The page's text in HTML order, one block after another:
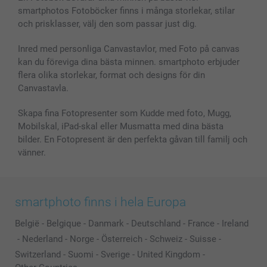
Skal till Mobil & Surfplatta
MyNameBook
Fotoramar & Tillbehör
Presentkort
Alla fotoprodukter
Sitemap
Villkor och garantier
smartbonus
Priser & betalning
smartphotos Fotoböcker finns i många storlekar, stilar
och prisklasser, välj den som passar just dig.
Inred med personliga Canvastavlor, med Foto på canvas
kan du föreviga dina bästa minnen. smartphoto erbjuder
flera olika storlekar, format och designs för din
Canvastavla.
Skapa fina Fotopresenter som Kudde med foto, Mugg,
Mobilskal, iPad-skal eller Musmatta med dina bästa
bilder. En Fotopresent är den perfekta gåvan till familj och
vänner.
smartphoto finns i hela Europa
België - Belgique - Danmark - Deutschland - France - Ireland
- Nederland - Norge - Österreich - Schweiz - Suisse -
Switzerland - Suomi - Sverige - United Kingdom -